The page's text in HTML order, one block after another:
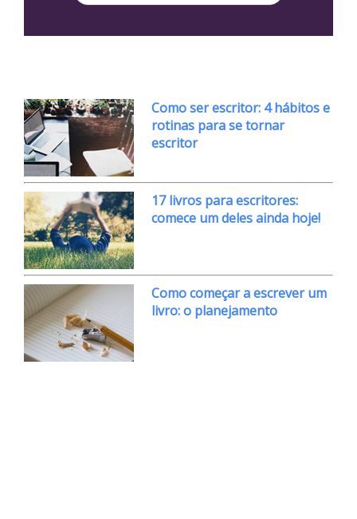
Como ser escritor: 4 hábitos e
rotinas para se tornar
escritor
17 livros para escritores:
comece um deles ainda hoje!
Como começar a escrever um
livro: o planejamento